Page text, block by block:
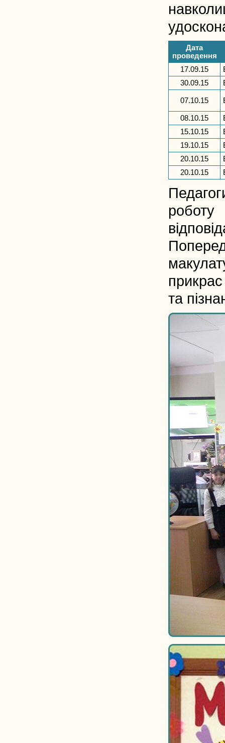
Дата
проведення
17.09.15
30.09.15
07.10.15
08.10.15
15.10.15
19.10.15
20.10.15
20.10.15
та